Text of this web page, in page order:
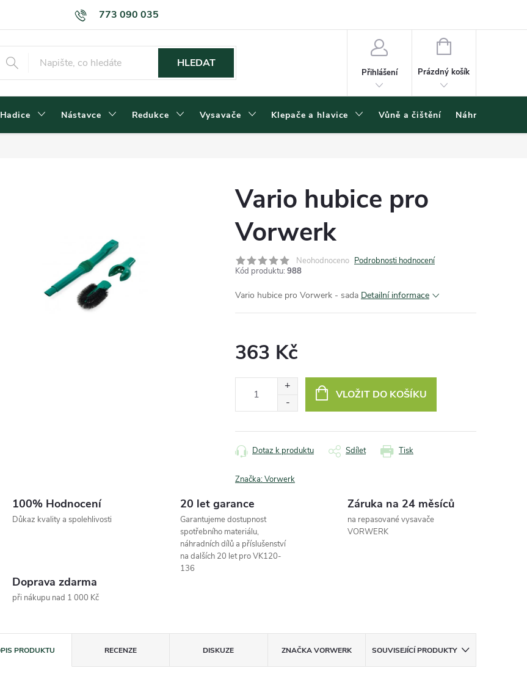
773 090 035
Dodací podmínky Obchodní podmínky
HLEDAT
Přihlášení
NÁKUPNÍ
Prázdný košík
Hadice Nástavce Redukce Vysavače Klepače a hlavice Vůně a čištění Náhradní díly
Vario hubice pro
Vorwerk
Neohodnoceno Podrobnosti hodnocení
Kód produktu: 988
Vario hubice pro Vorwerk - sada Detailní informace
363 Kč
VLOŽIT DO KOŠÍKU
Tisk
Dotaz k produktu Sdílet
Značka:Vorwerk
100% Hodnocení
Důkaz kvality a spolehlivosti
20 let garance
Garantujeme dostupnost
spotřebního materiálu,
náhradních dílů a příslušenství
na dalších 20 let pro VK120-
136
Záruka na 24 měsíců
na repasované vysavače
VORWERK
Doprava zdarma
při nákupu nad 1 000 Kč
PRODUKTU RECENZE DISKUZE ZNAČKAVORWERK SOUVISEJÍCÍ PRODUKTY